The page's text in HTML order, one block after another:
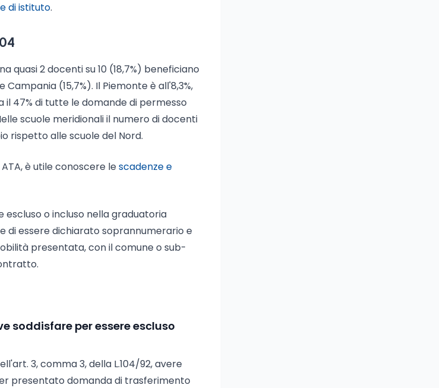
di istituto.
quasi 2 docenti su 10 (18,7%) beneficiano
Campania (15,7%). Il Piemonte è all'8,3%,
il 47% di tutte le domande di permesso
scuole meridionali il numero di docenti
rispetto alle scuole del Nord.
è utile conoscere lescadenze e
o incluso nella graduatoria
di essere dichiarato soprannumerario e
presentata, con il comune o sub-
soddisfare per essere escluso
3, comma 3, della L.104/92, avere
presentato domanda di trasferimento